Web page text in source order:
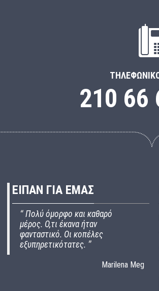
210 66
ΕΙΠΑΝ ΓΙΑ ΕΜΑΣ
“ Πολύ όμορφο και καθαρό
μέρος. Ο,τι έκανα ήταν
φανταστικό. Οι κοπέλες
εξυπηρετικότατες. ”
Marilena Meg